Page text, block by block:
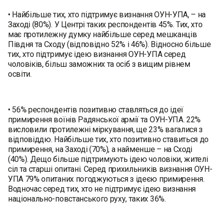
• Найбільше тих, хто підтримує визнання ОУН-УПА, – на
Заході (80%). У Центрі таких респондентів 45%. Тих, хто
має протилежну думку найбільше серед мешканців
Півдня та Сходу (відповідно 52% і 46%). Відносно більше
тих, хто підтримує ідею визнання ОУН-УПА серед
чоловіків, більш заможних та осіб з вищим рівнем
освіти.
• 56% респондентів позитивно ставляться до ідеї
примирення воїнів Радянської армії та ОУН-УПА. 22%
висловили протилежні міркування, ще 23% вагалися з
відповіддю. Найбільше тих, хто позитивно ставиться до
примирення, на Заході (70%), а найменше – на Сході
(40%). Дещо більше підтримують ідею чоловіки, жителі
сіл та старші опитані. Серед прихильників визнання ОУН-
УПА 79% опитаних погоджуються з ідеєю примирення.
Водночас серед тих, хто не підтримує ідею визнання
національно-повстанського руху, таких 36%.